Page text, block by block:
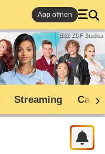
App öffnen
Bild: ZDF Studios
Streaming Cast